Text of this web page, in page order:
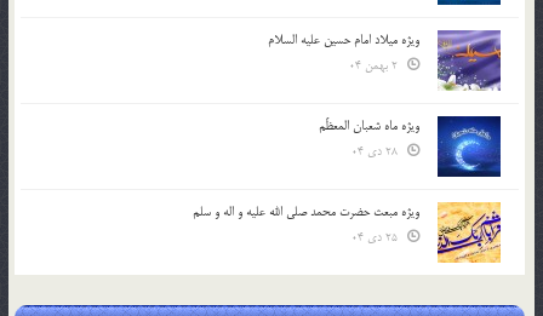
ویژه میلاد امام حسین علیه السلام
ویژه ماه شعبان المعظّم
ویژه مبعث حضرت محمد صلی الله علیه و اله و سلم